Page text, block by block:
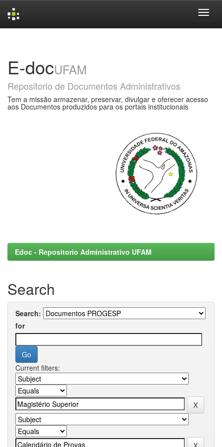
E-docUFAM
Repositorio de Documentos Administrativos
Tem a missão armazenar, preservar, divulgar e oferecer acesso
aos Documentos produzidos para os portais institucionais
Edoc - Repositorio Administrativo UFAM
Search
Search:
for
Current filters: